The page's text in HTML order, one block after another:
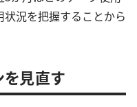
況を把握することから
見直す